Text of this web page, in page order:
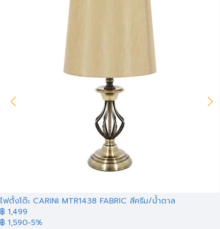
ไฟตั้งโต๊ะ CARINI MTR1438 FABRIC สีครีม/น้ำตาล
฿ 1,499
฿ 1,590-5%